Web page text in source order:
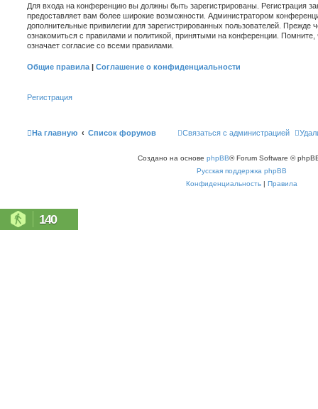
Для входа на конференцию вы должны быть зарегистрированы. Регистрация
предоставляет вам более широкие возможности. Администратором
дополнительные привилегии для зарегистрированных пользователей. Прежде
ознакомиться с правилами и политикой, принятыми на конференции.
означает согласие со всеми правилами.
Общие правила | Соглашение о конфиденциальности
Регистрация
На главную Список форумов Связаться с администрацией
Создано на основе phpBB® Forum Software ©
Русская поддержка phpBB
Конфиденциальность | Правила
140